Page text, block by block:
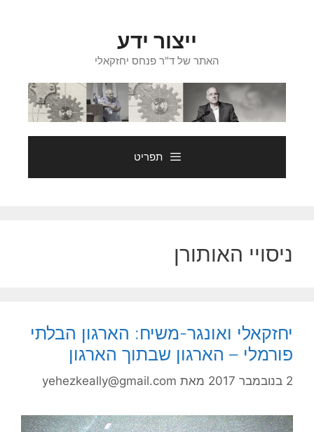
ייצור ידע
האתר של ד"ר פנחס יחזקאלי
תפריט
ניסויי האותורן
יחזקאלי ואונגר-משיח: הארגון הבלתי
פורמלי – הארגון שבתוך הארגון
2 בנובמבר 2017 מאת yehezkeally@gmail.com